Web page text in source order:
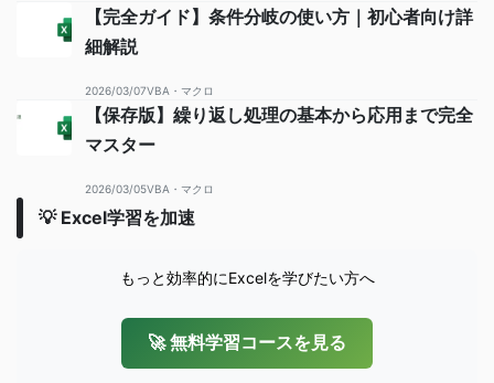
【完全ガイド】条件分岐の使い方｜初心者向け詳
細解説
2026/03/07VBA・マクロ
【保存版】繰り返し処理の基本から応用まで完全
マスター
2026/03/05VBA・マクロ
💡 Excel学習を加速
もっと効率的にExcelを学びたい方へ
🚀 無料学習コースを見る